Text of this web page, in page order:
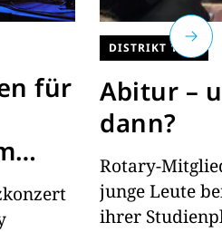
für
DISTRIKT 1950
Abitur –
dann?
Rotary-
junge Leute
ihrer